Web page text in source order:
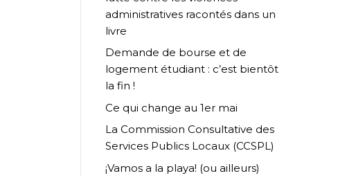
administratives racontés dans un
livre
Demande de bourse et de
logement étudiant : c’est bientôt
la fin !
Ce qui change au 1er mai
La Commission Consultative des
Services Publics Locaux (CCSPL)
¡Vamos a la playa! (ou ailleurs)